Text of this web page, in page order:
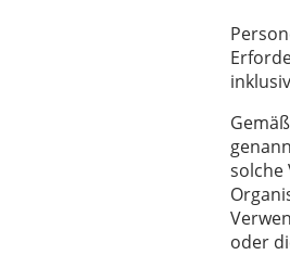
solche
oder